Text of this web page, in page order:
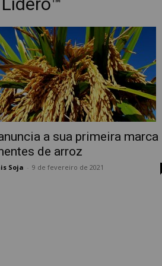
a sua primeira marca
de arroz
Soja 9 de fevereiro de 2021